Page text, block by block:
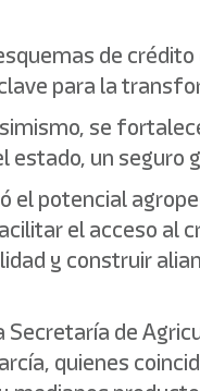
de
para la
se
estado, un seguro
el potencial
el acceso al
y construir
de
quienes